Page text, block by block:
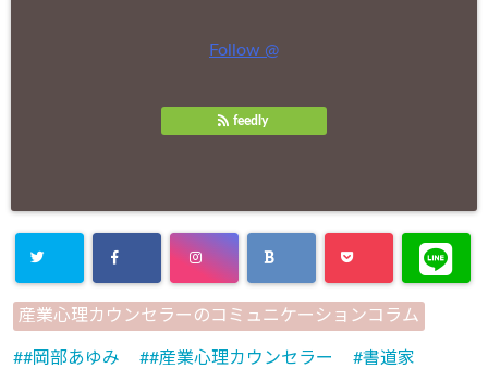
Follow @
feedly
産業心理カウンセラーのコミュニケーションコラム
#岡部あゆみ #産業心理カウンセラー
書道家